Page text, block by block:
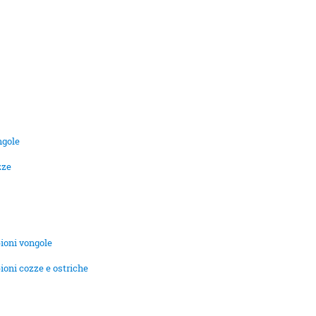
vongole
cozze e ostriche